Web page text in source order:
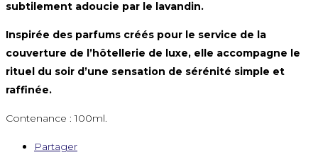
subtilement adoucie par le lavandin.
Inspirée des parfums créés pour le service de la
couverture de l’hôtellerie de luxe, elle accompagne le
rituel du soir d’une sensation de sérénité simple et
raffinée.
Contenance : 100ml.
Partager